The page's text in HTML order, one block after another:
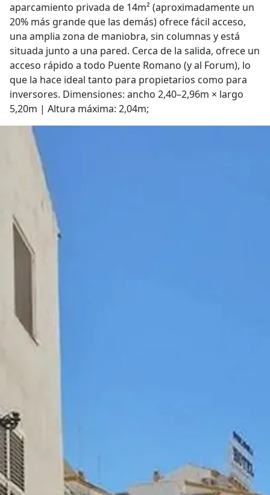
aparcamiento privada de 14m² (aproximadamente un
20% más grande que las demás) ofrece fácil acceso,
una amplia zona de maniobra, sin columnas y está
situada junto a una pared. Cerca de la salida, ofrece un
acceso rápido a todo Puente Romano (y al Forum), lo
que la hace ideal tanto para propietarios como para
inversores. Dimensiones: ancho 2,40–2,96m × largo
5,20m | Altura máxima: 2,04m;